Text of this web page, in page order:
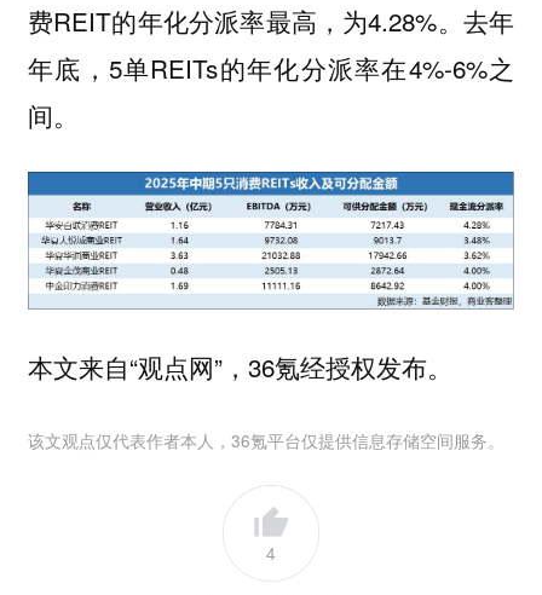
费REIT的年化分派率最高，为4.28%。去年
年底，5单REITs的年化分派率在4%-6%之
间。
本文来自“观点网”，36氪经授权发布。
该文观点仅代表作者本人，36氪平台仅提供信息存储空间服务。
4